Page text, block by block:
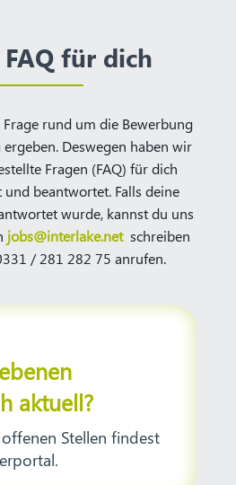
FAQ für dich
Frage rund um die Bewerbung
Deswegen haben wir
Fragen (FAQ) für dich
und beantwortet. Falls deine
wurde, kannst du uns
jobs@interlake.net schreiben
/ 281 282 75 anrufen.
aktuell?
offenen Stellen findest